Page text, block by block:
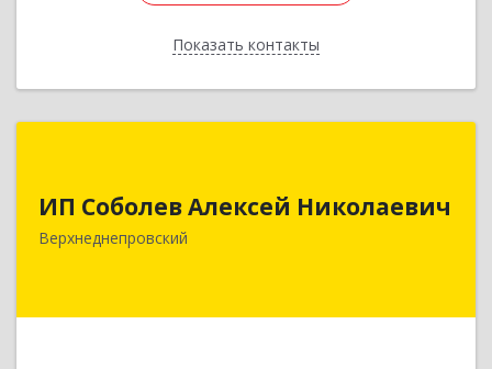
Показать контакты
Назад
ИП Соболев Алексей Николаевич
Верхнеднепровский